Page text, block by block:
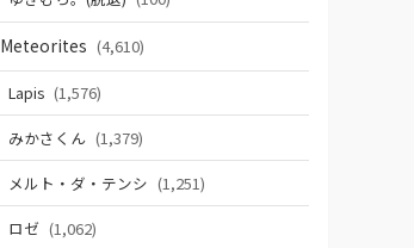
Meteorites (4,610)
Lapis (1,576)
みかさくん (1,379)
メルト・ダ・テンシ (1,251)
ロゼ (1,062)